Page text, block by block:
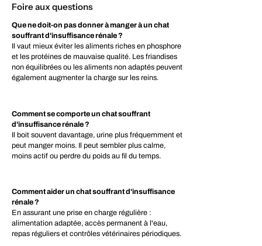
Foire aux questions
Que ne doit-on pas donner à manger à un chat
souffrant d'insuffisance rénale ?
Il vaut mieux éviter les aliments riches en phosphore
et les protéines de mauvaise qualité. Les friandises
non équilibrées ou les aliments non adaptés peuvent
également augmenter la charge sur les reins.
Comment se comporte un chat souffrant
d'insuffisance rénale ?
Il boit souvent davantage, urine plus fréquemment et
peut manger moins. Il peut sembler plus calme,
moins actif ou perdre du poids au fil du temps.
Comment aider un chat souffrant d'insuffisance
rénale ?
En assurant une prise en charge régulière :
alimentation adaptée, accès permanent à l'eau,
repas réguliers et contrôles vétérinaires périodiques.